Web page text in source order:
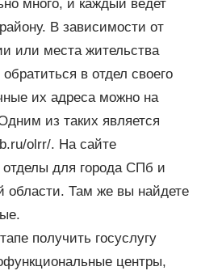
много, и каждый ведет
В зависимости от
или места жительства
в отдел своего
их адреса можно на
из таких является
olrr/. На сайте
для города СПб и
области. Там же вы найдете
получить госуслугу
центры,